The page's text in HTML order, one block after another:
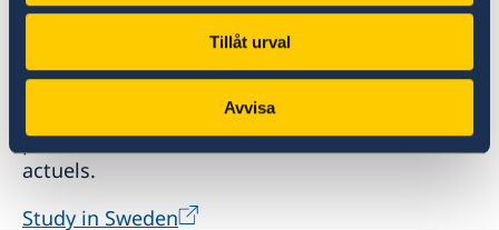
Tillåt urval
Avvisa
Découvrez les universités suédoises!
Studyinsweden.se est une ressource officielle
complète sur l'éducation supérieure en Suède
pour les étudiants internationaux, futurs ou
actuels.
Study in Sweden